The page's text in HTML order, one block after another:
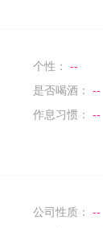
个性：
--
是否喝酒：
--
作息习惯：
--
公司性质：
--